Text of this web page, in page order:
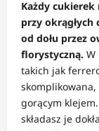
Każdy cukierek
przy
od dołu przez
florystyczną. W
takich jak
gorącym
składasz je